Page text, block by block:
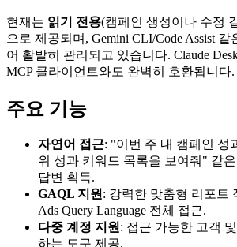
현재는 읽기 전용(캠페인 생성이나 수정
으로 제공되며, Gemini CLI/Code Assist 같
어 활발히 관리되고 있습니다. Claude
MCP 클라이언트와도 완벽히 호환됩니다.
주요 기능
자연어 접근: "이번 주 내 캠페인 성
위 성과 키워드 목록을 보여줘" 같
답변 획득.
GAQL 지원: 강력한 맞춤형 리포트
Ads Query Language 전체 접근.
다중 계정 지원: 접근 가능한 고객
하는 도구 제공.